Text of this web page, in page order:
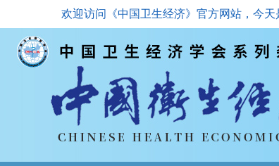
欢迎访问《中国卫生经济》官方网站，今天